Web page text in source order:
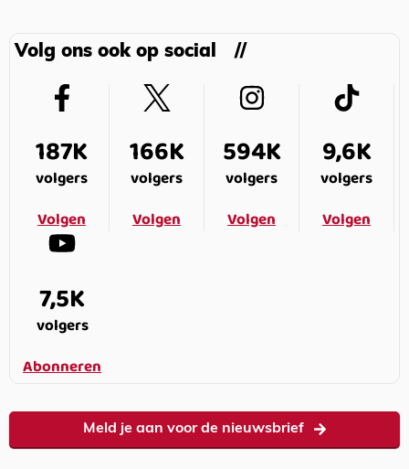
Volg ons ook op social
187K
volgers
Volgen
166K
volgers
Volgen
594K
volgers
Volgen
9,6K
volgers
Volgen
7,5K
volgers
Abonneren
Meld je aan voor de nieuwsbrief